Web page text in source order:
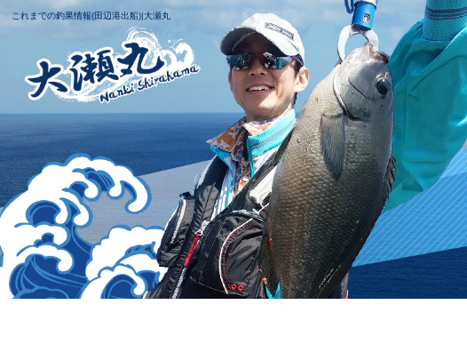
これまでの釣果情報(田辺港出船)|大瀬丸